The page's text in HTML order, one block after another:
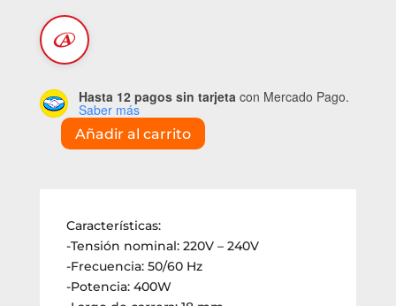
Hasta 12 pagos sin tarjeta con Mercado Pago.
Saber más
Sierra
cantidad
Añadir al carrito
Características:
-Tensión nominal: 220V – 240V
-Frecuencia: 50/60 Hz
-Potencia: 400W